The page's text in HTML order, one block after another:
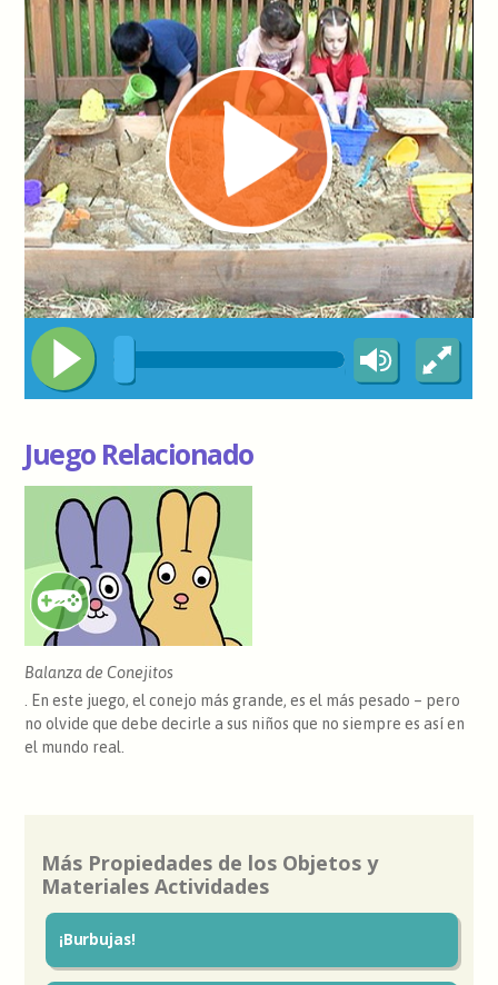
Juego Relacionado
Balanza de Conejitos
. En este juego, el conejo más grande, es el más pesado – pero
no olvide que debe decirle a sus niños que no siempre es así en
el mundo real.
Más Propiedades de los Objetos y
Materiales Actividades
¡Burbujas!